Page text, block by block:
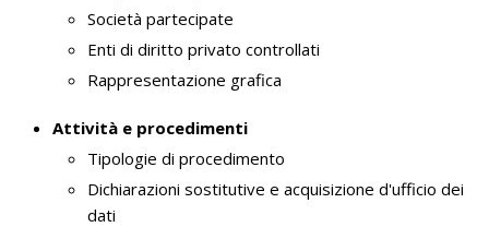
Società partecipate
Enti di diritto privato controllati
Rappresentazione grafica
Attività e procedimenti
Tipologie di procedimento
Dichiarazioni sostitutive e acquisizione d'ufficio dei
dati